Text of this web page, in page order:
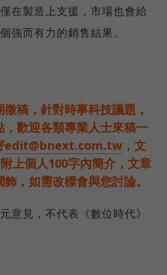
在製造上支援，市場也會給
強而有力的銷售結果。
徵稿，針對時事科技議題，
，歡迎各類專業人士來稿一
edit@bnext.com.tw ，文
上個人100字內簡介，文章
，如需改標會與您討論。
意見，不代表《數位時代》